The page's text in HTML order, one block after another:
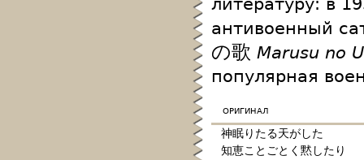
антивоенный
の歌 Marusu no
популярная
оригинал
神眠りたる天がした
知恵ことごとく黙したり